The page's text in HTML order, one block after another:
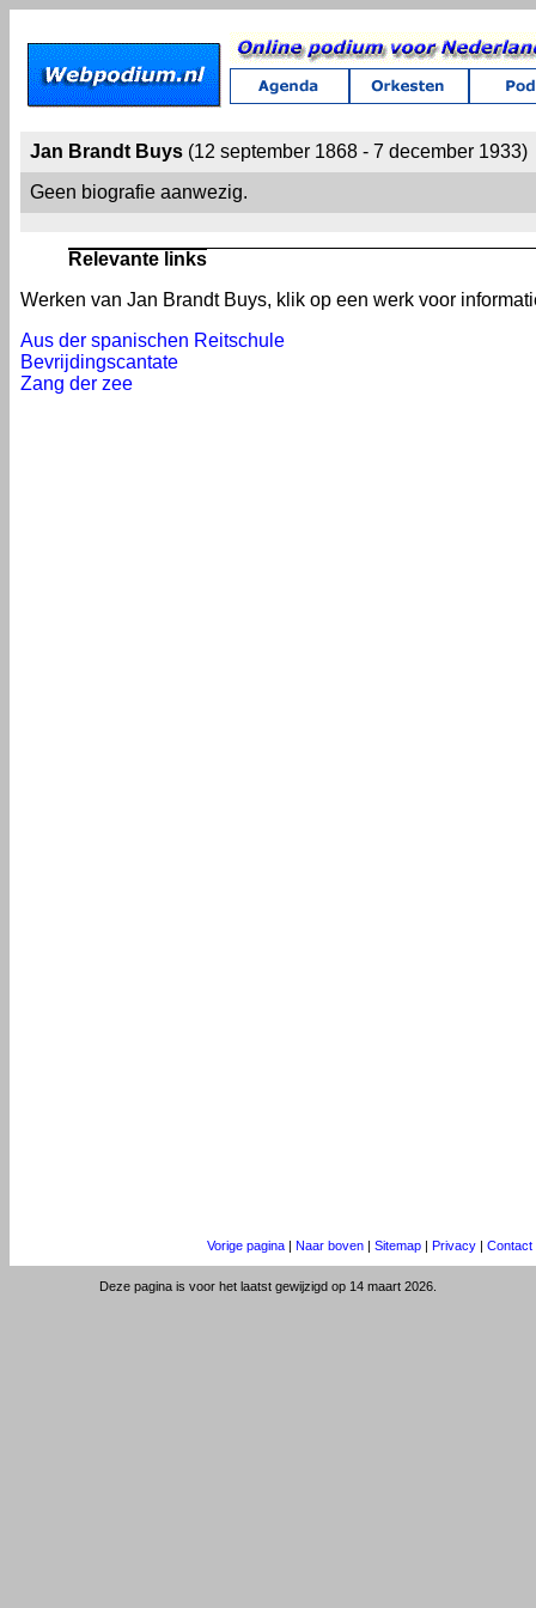
Jan Brandt Buys (12 september 1868 - 7 december 1933)
Geen biografie aanwezig.
Relevante links
Werken van Jan Brandt Buys, klik op een werk voor
Aus der spanischen Reitschule
Bevrijdingscantate
Zang der zee
Vorige pagina | Naar boven | Sitemap | Privacy | Contact
Deze pagina is voor het laatst gewijzigd op 14 maart 2026.